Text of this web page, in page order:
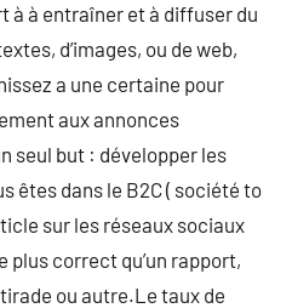
à à entraîner et à diffuser du
d’images, ou de web,
a une certaine pour
aux annonces
seul but : développer les
êtes dans le B2C ( société to
sur les réseaux sociaux
plus correct qu’un rapport,
ou autre.Le taux de